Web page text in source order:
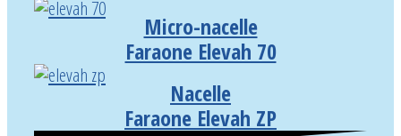
Micro-nacelle
Faraone Elevah 70
Nacelle
Faraone Elevah ZP